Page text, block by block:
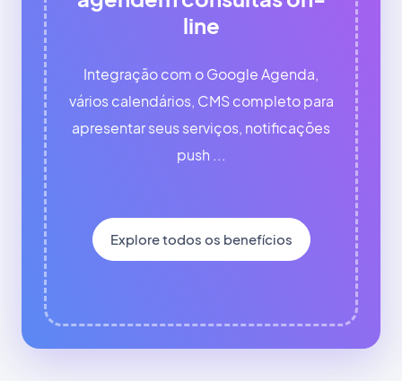
line
Integração com o Google Agenda,
vários calendários, CMS completo para
apresentar seus serviços, notificações
push ...
Explore todos os benefícios